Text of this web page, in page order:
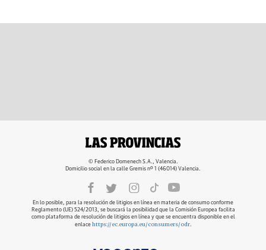
© Federico Domenech S.A., Valencia.
Domicilio social en la calle Gremis nº 1 (46014) Valencia.
En lo posible, para la resolución de litigios en línea en materia de consumo conforme
Reglamento (UE) 524/2013, se buscará la posibilidad que la Comisión Europea facilita
como plataforma de resolución de litigios en línea y que se encuentra disponible en el
enlace https://ec.europa.eu/consumers/odr.